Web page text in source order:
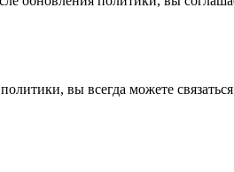
вы всегда можете